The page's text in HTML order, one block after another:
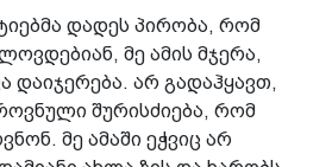
დადეს პირობა, რომ
მე ამის მჯერა,
დაიჯერება. არ გადაჰყავთ,
შურისძიება, რომ
მე ამაში ეჭვიც არ